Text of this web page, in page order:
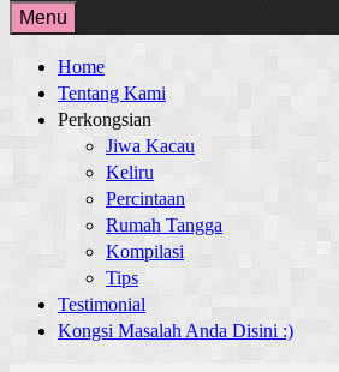
for:
Menu
Home
Tentang Kami
Perkongsian
Jiwa Kacau
Keliru
Percintaan
Rumah Tangga
Kompilasi
Tips
Testimonial
Kongsi Masalah Anda Disini :)